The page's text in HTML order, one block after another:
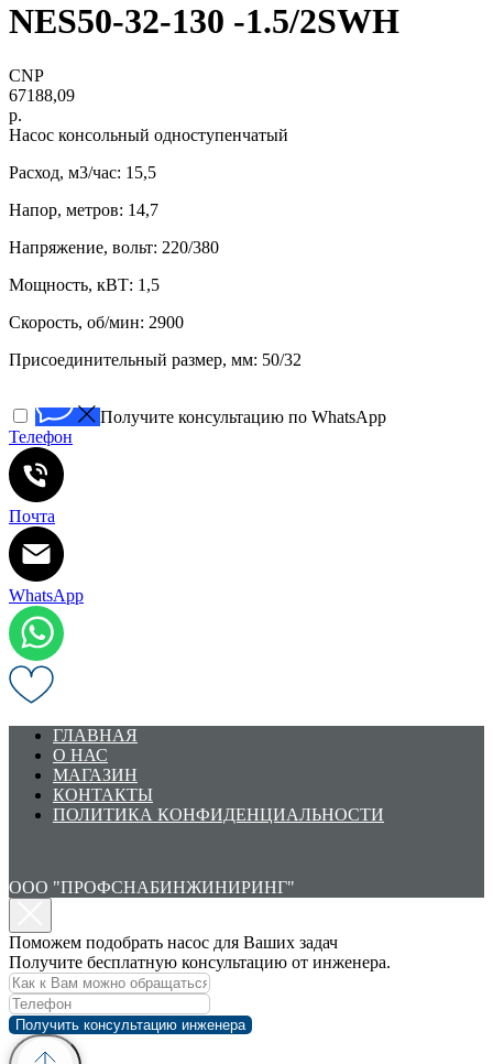
NES50-32-130 -1.5/2SWH
CNP
67188,09
р.
Насос консольный одноступенчатый
Расход, м3/час: 15,5
Напор, метров: 14,7
Напряжение, вольт: 220/380
Мощность, кВТ: 1,5
Скорость, об/мин: 2900
Присоединительный размер, мм: 50/32
Получите консультацию по WhatsApp
Телефон
Почта
WhatsApp
ГЛАВНАЯ
О НАС
МАГАЗИН
КОНТАКТЫ
ПОЛИТИКА КОНФИДЕНЦИАЛЬНОСТИ
ООО "ПРОФСНАБИНЖИНИРИНГ"
Поможем подобрать насос для Ваших задач
Получите бесплатную консультацию от инженера.
Получить консультацию инженера